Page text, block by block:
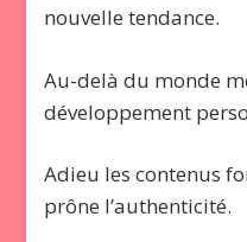
nouvelle tendance.
Au-delà du monde
développement
Adieu les contenus
prône l’authenticité.